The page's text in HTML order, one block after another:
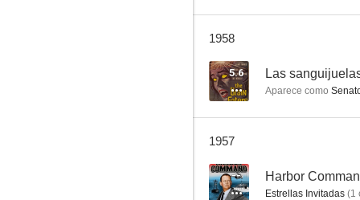
1958
5.6 Las
Aparece como
1957
-- Harbor
Estrellas Invitadas (1